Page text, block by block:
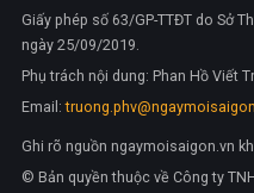
Giấy phép số 63/GP-TTĐT do Sở
ngày 25/09/2019.
Phụ trách nội dung: Phan Hồ Viết
Email:
Ghi rõ nguồn ngaymoisaigon.vn
© Bản quyền thuộc về Công ty